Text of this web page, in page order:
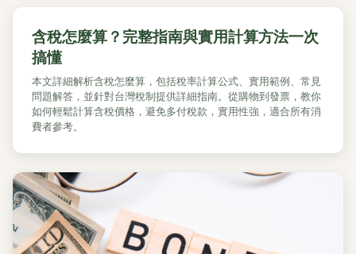
含稅怎麼算？完整指南與實用計算方法一次
搞懂
本文詳細解析含稅怎麼算，包括稅率計算公式、實用範例、常見
問題解答，並針對台灣稅制提供詳細指南。從購物到發票，教你
如何輕鬆計算含稅價格，避免多付稅款，實用性強，適合所有消
費者參考。